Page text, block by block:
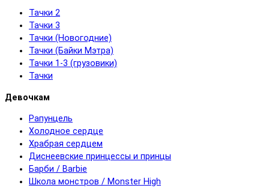
Тачки 2
Тачки 3
Тачки (Новогодние)
Тачки (Байки Мэтра)
Тачки 1-3 (грузовики)
Тачки
Девочкам
Рапунцель
Холодное сердце
Храбрая сердцем
Диснеевские принцессы и принцы
Барби / Barbie
Школа монстров / Monster High